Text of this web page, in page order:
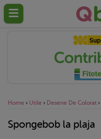
Home › Utile › Desene De Colorat ›
Spongebob la plaja